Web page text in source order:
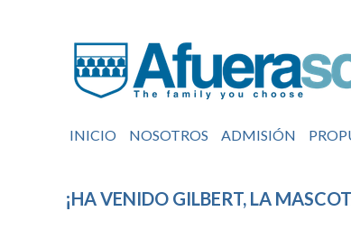
INICIO NOSOTROS ADMISIÓN
¡HA VENIDO GILBERT, LA